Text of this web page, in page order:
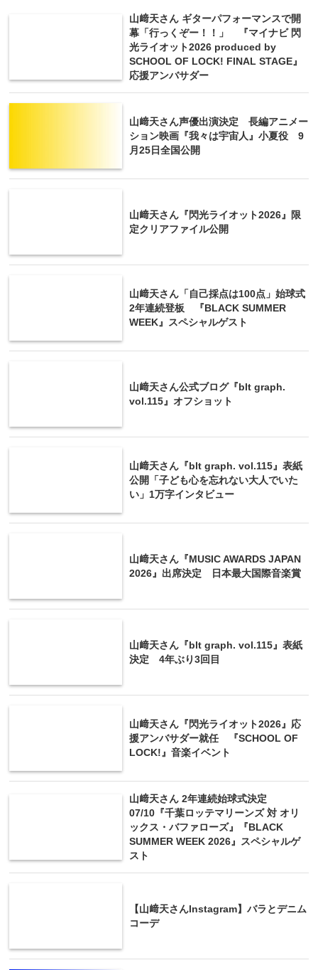
山﨑天さん ギターパフォーマンスで開
幕「行っくぞー！！」 『マイナビ 閃
光ライオット2026 produced by
SCHOOL OF LOCK! FINAL STAGE』
応援アンバサダー
山﨑天さん声優出演決定 長編アニメー
ション映画『我々は宇宙人』小夏役 9
月25日全国公開
山﨑天さん『閃光ライオット2026』限
定クリアファイル公開
山﨑天さん「自己採点は100点」始球式
2年連続登板 『BLACK SUMMER
WEEK』スペシャルゲスト
山﨑天さん公式ブログ『blt graph.
vol.115』オフショット
山﨑天さん『blt graph. vol.115』表紙
公開「子ども心を忘れない大人でいた
い」1万字インタビュー
山﨑天さん『MUSIC AWARDS JAPAN
2026』出席決定 日本最大国際音楽賞
山﨑天さん『blt graph. vol.115』表紙
決定 4年ぶり3回目
山﨑天さん『閃光ライオット2026』応
援アンバサダー就任 『SCHOOL OF
LOCK!』音楽イベント
山﨑天さん 2年連続始球式決定
07/10『千葉ロッテマリーンズ 対 オリ
ックス・バファローズ』『BLACK
SUMMER WEEK 2026』スペシャルゲ
スト
【山﨑天さんInstagram】バラとデニム
コーデ